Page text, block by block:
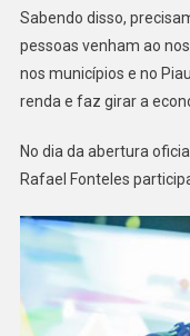
Sabendo disso,
pessoas venham ao
nos municípios e no
renda e faz girar a
No dia da abertura
Rafael Fonteles